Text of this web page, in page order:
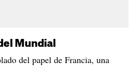
Mundial
del papel de Francia, una